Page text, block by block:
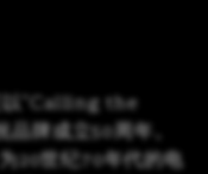
以“Calling the
牌成立50周年。
20世纪70年代的电